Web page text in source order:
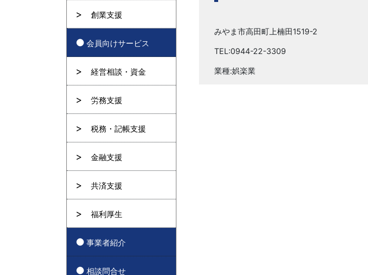
みやま市高田町上楠田1519-2
TEL:0944-22-3309
業種:娯楽業
創業支援
会員向けサービス
経営相談・資金
労務支援
税務・記帳支援
金融支援
共済支援
福利厚生
事業者紹介
相談問合せ